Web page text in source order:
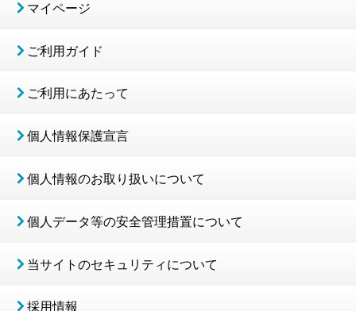
マイページ
ご利用ガイド
ご利用にあたって
個人情報保護宣言
個人情報のお取り扱いについて
個人データ等の安全管理措置について
当サイトのセキュリティについて
採用情報